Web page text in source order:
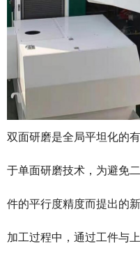
双面研磨是全局平坦化的
于单面研磨技术，为避免
件的平行度精度而提出的新
加工过程中，通过工件与